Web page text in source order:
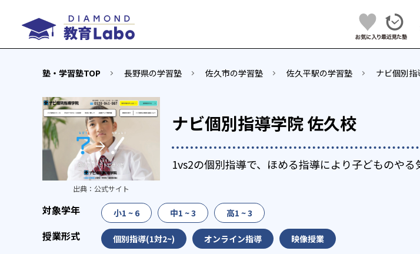
塾・学習塾TOP 長野県の学習塾 佐久市の学習塾 佐久平駅の学習塾 ナビ個別指
ナビ個別指導学院 佐久校
1vs2の個別指導で、ほめる指導により子どものやる
出典： 公式サイト
小1 ~ 6 中1 ~ 3 高1 ~ 3
個別指導(1対2~) オンライン指導 映像授業